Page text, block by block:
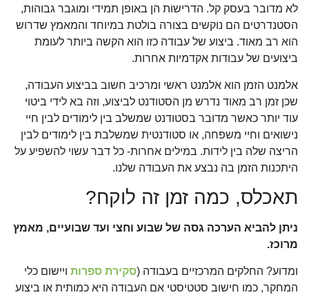
לא מדובר בעסק קל. הדרישות הן באופן תמידי ומוגבר גבוהות,
הסטנדרטים הם נוקשים בצורה בולטת במיוחד והמאמץ שדרוש
הוא רב מאוד. ביצוע של עבודה כזו הוא הקשה ביותר לעומת
ביצועים של עבודות אקדמיות אחרות.
אלמנט הזמן הוא אלמנט ראשי ומרכיב חשוב בביצוע העבודה,
שכן זמן רב מאוד נדרש מן הסטודנט לביצוע, וזה בא לידי ביטוי
עוד יותר כאשר מדובר בסטודנט שמשלב בין לימודים לבין חיי
נישואים וחיי משפחה, או סטודנטית שמשלבת בין לימודים לבין
הריצה שלה בין לידות. במילים אחרות- כל דבר עשוי להשפיע על
היתכנות הזמן בה נבצע את העבודה שלנו.
תאכלס, כמה זמן זה לוקח?
ניתן להביא הערכה גסה של שבוע וחצי ועד שבועיים, מאמץ
מרוכז.
ומדוע? החלקים המרכזיים בעבודה (סקירת ספרות ויישום כלי
המחקר, כמו חישוב סטטיסטי אם העבודה היא כמותית או ביצוע